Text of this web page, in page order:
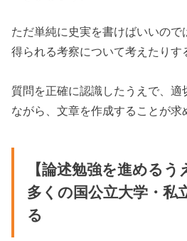
ただ単純に史実を書けばいいので
得られる考察について考えたりす
質問を正確に認識したうえで、適
ながら、文章を作成することが求
【論述勉強を進めるう
多くの国公立大学・私
る